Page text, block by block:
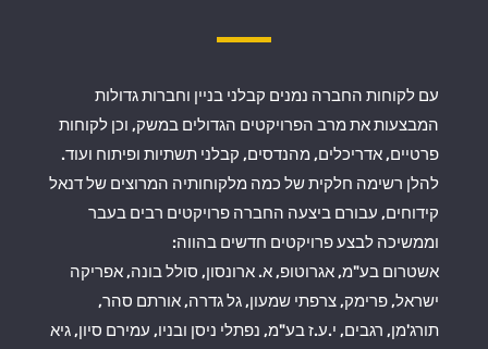
עם לקוחות החברה נמנים קבלני בניין וחברות גדולות
המבצעות את מרב הפרויקטים הגדולים במשק, וכן לקוחות
פרטיים, אדריכלים, מהנדסים, קבלני תשתיות ופיתוח ועוד.
להלן רשימה חלקית של כמה מלקוחותיה המרוצים של דנאל
קידוחים, עבורם ביצעה החברה פרויקטים רבים בעבר
וממשיכה לבצע פרויקטים חדשים בהווה:
אשטרום בע"מ, אגרוטופ, א. ארונסון, סולל בונה, אפריקה
ישראל, פרימק, צרפתי שמעון, גל גדרה, אורתם סהר,
תורג'מן, רגבים, י.ע.ז בע"מ, נפתלי ניסן ובניו, עמירם סיון, גיא